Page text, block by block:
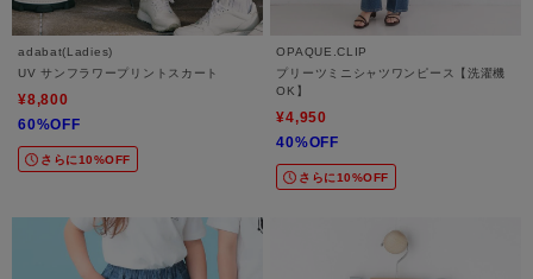
adabat(Ladies)
UV サンフラワープリントスカート
¥8,800
60%OFF
さらに10%OFF
OPAQUE.CLIP
プリーツミニシャツワンピース【洗濯機
OK】
¥4,950
40%OFF
さらに10%OFF